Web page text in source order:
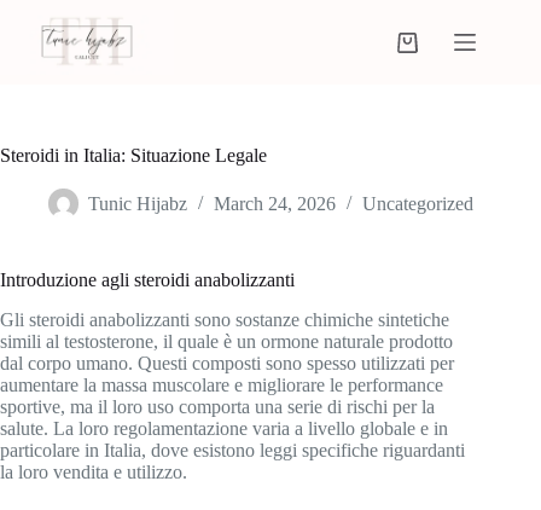
Steroidi in Italia: Situazione Legale
Tunic Hijabz March 24, 2026 Uncategorized
Introduzione agli steroidi anabolizzanti
Gli steroidi anabolizzanti sono sostanze chimiche sintetiche
simili al testosterone, il quale è un ormone naturale prodotto
dal corpo umano. Questi composti sono spesso utilizzati per
aumentare la massa muscolare e migliorare le performance
sportive, ma il loro uso comporta una serie di rischi per la
salute. La loro regolamentazione varia a livello globale e in
particolare in Italia, dove esistono leggi specifiche riguardanti
la loro vendita e utilizzo.